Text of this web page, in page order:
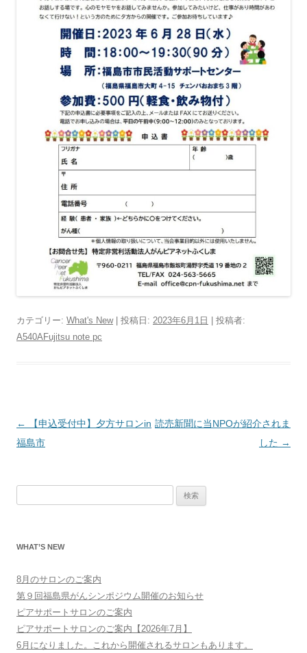
カテゴリー: What's New| 投稿日: 2023年6月1日
投稿者:
A540AFujitsu note pc
投
稿
ン
←
【申込受付中】夕方サロンin
福島市
読売新聞に当NPOが紹介されま
した →
WHAT’S NEW
8月のサロンのご案内
第９回福島県がんシンポジウム開催のお知らせ
ピアサポートサロンのご案内
ピアサポートサロンのご案内【2026年7月】
6月になりました。これから開催されるサロンもあります。